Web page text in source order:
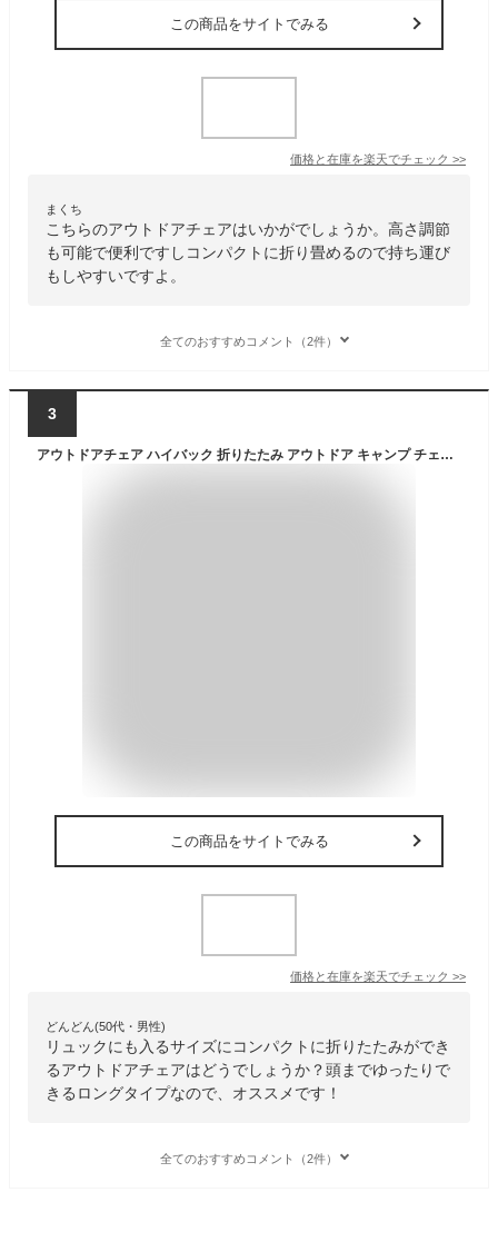
この商品をサイトでみる
価格と在庫を楽天でチェック >>
まくち
こちらのアウトドアチェアはいかがでしょうか。高さ調節
も可能で便利ですしコンパクトに折り畳めるので持ち運び
もしやすいですよ。
全てのおすすめコメント（2件）
3
アウトドアチェア ハイバック 折りたたみ アウトドア キャンプ チェア 椅子 イス キャンプ用品 アウトドア用品 キャンプ道具 折り畳み椅子 キャンプ用椅子 おしゃれ いす 人気 おりたたみ コンパクト ソロキャンプ バーベキュー 防災 収納袋付き LAD WEATHER ラドウェザー
この商品をサイトでみる
価格と在庫を楽天でチェック >>
どんどん(50代・男性)
リュックにも入るサイズにコンパクトに折りたたみができ
るアウトドアチェアはどうでしょうか？頭までゆったりで
きるロングタイプなので、オススメです！
全てのおすすめコメント（2件）